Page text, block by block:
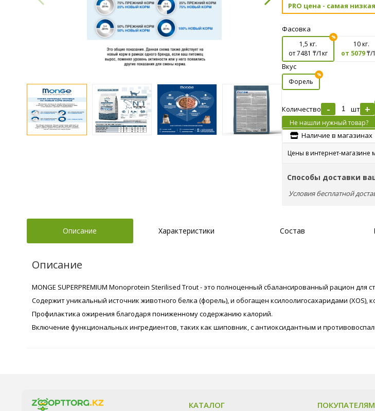
PRO цена - самая
Фасовка
1,5 кг.
от 7481 ₸/1кг
10 кг.
от 5079₸/
Вкус
Форель
Количество - шт +
Не нашли нужный товар?
Наличие в магазинах
Цены в интернет-магазине
Способы доставки
Условия бесплатной
Описание Характеристики Состав
Описание
MONGE SUPERPREMIUM Monoprotein Sterilised Trout - это полноценный сбалансированный рацион для
Содержит уникальный источник животного белка (форель), и обогащен ксилоолигосахаридами
Профилактика ожирения благодаря пониженному содержанию калорий.
Включение функциональных ингредиентов, таких как шиповник, с антиоксидантным и
КАТАЛОГ ПОКУПАТЕЛЯМ